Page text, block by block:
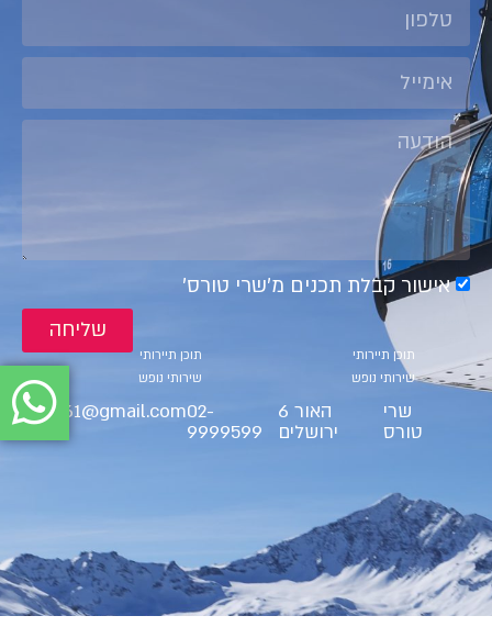
אישור קבלת תכנים מ׳שרי טורס׳
שליחה
תוכן תיירותי
שירותי נופש
תוכן תיירותי
שירותי נופש
שרי
טורס
האור 6
ירושלים
02-
9999599
ct9561@gmail.com